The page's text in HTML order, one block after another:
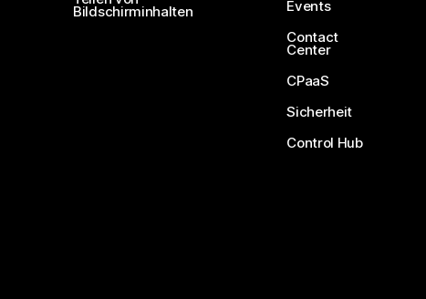
Bildschirminhalten
Events
Contact
Center
CPaaS
Sicherheit
Control Hub